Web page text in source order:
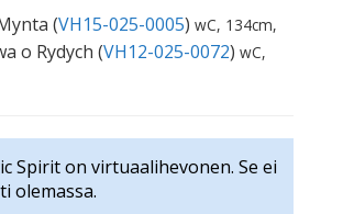
(VH15-025-0005) wC, 134cm,
o Rydych (VH12-025-0072) wC,
Spirit on virtuaalihevonen. Se ei
olemassa.